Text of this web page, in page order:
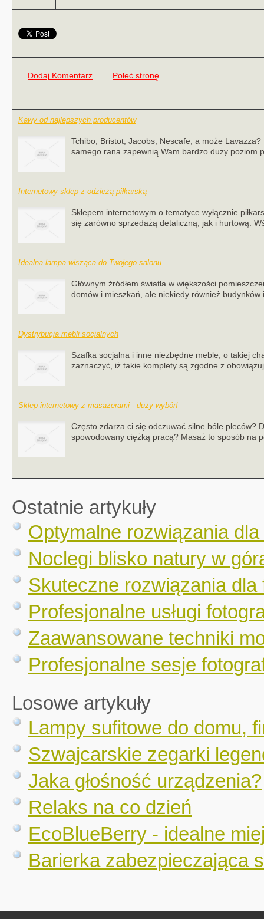
Dodaj Komentarz Poleć stronę
Kawy od najlepszych producentów
Tchibo, Bristot, Jacobs, Nescafe, a może
samego rana zapewnią Wam bardzo duży poziom
Internetowy sklep z odzieżą piłkarską
Sklepem internetowym o tematyce wyłącznie
się zarówno sprzedażą detaliczną, jak i hurtową.
Idealna lampa wisząca do Twojego salonu
Głównym źródłem światła w większości
domów i mieszkań, ale niekiedy również budynków
Dystrybucja mebli socjalnych
Szafka socjalna i inne niezbędne meble, o takiej
zaznaczyć, iż takie komplety są zgodne z
Sklep internetowy z masażerami - duży wybór!
Często zdarza ci się odczuwać silne bóle pleców?
spowodowany ciężką pracą? Masaż to sposób na
Ostatnie artykuły
Optymalne rozwiązania dla
Noclegi blisko natury w
Skuteczne rozwiązania
Profesjonalne usługi
Zaawansowane techniki
Profesjonalne sesje
Losowe artykuły
Lampy sufitowe do domu,
Szwajcarskie zegarki
Jaka głośność urządzenia?
Relaks na co dzień
EcoBlueBerry - idealne
Barierka zabezpieczająca